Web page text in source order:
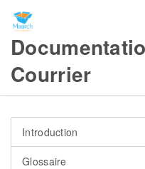
Courrier
Introduction
Glossaire